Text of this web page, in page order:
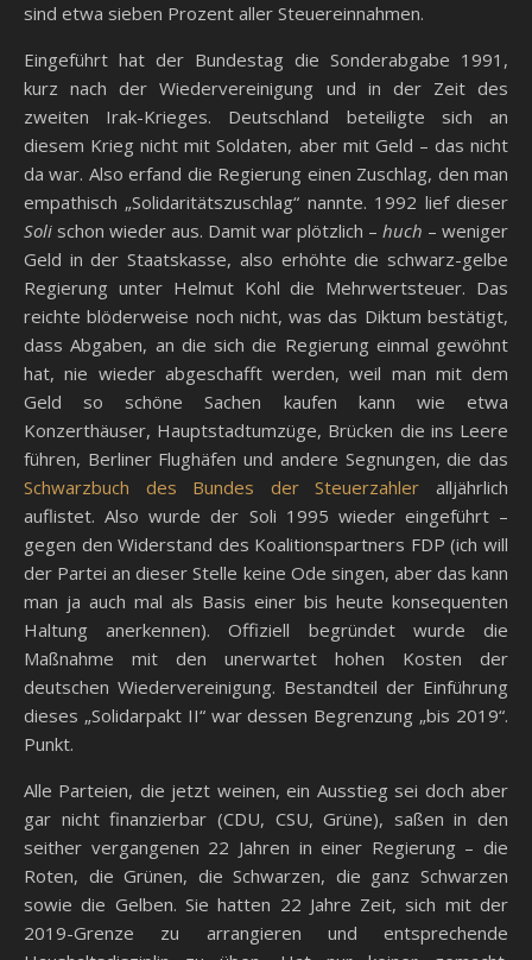
sind etwa sieben Prozent aller Steuereinnahmen.
Eingeführt hat der Bundestag die Sonderabgabe 1991,
kurz nach der Wiedervereinigung und in der Zeit des
zweiten Irak-Krieges. Deutschland beteiligte sich an
diesem Krieg nicht mit Soldaten, aber mit Geld – das nicht
da war. Also erfand die Regierung einen Zuschlag, den man
empathisch „Solidaritätszuschlag“ nannte. 1992 lief dieser
Soli schon wieder aus. Damit war plötzlich – huch – weniger
Geld in der Staatskasse, also erhöhte die schwarz-gelbe
Regierung unter Helmut Kohl die Mehrwertsteuer. Das
reichte blöderweise noch nicht, was das Diktum bestätigt,
dass Abgaben, an die sich die Regierung einmal gewöhnt
hat, nie wieder abgeschafft werden, weil man mit dem
Geld so schöne Sachen kaufen kann wie etwa
Konzerthäuser, Hauptstadtumzüge, Brücken die ins Leere
führen, Berliner Flughäfen und andere Segnungen, die das
Schwarzbuch des Bundes der Steuerzahler alljährlich
auflistet. Also wurde der Soli 1995 wieder eingeführt –
gegen den Widerstand des Koalitionspartners FDP (ich will
der Partei an dieser Stelle keine Ode singen, aber das kann
man ja auch mal als Basis einer bis heute konsequenten
Haltung anerkennen). Offiziell begründet wurde die
Maßnahme mit den unerwartet hohen Kosten der
deutschen Wiedervereinigung. Bestandteil der Einführung
dieses „Solidarpakt II“ war dessen Begrenzung „bis 2019“.
Punkt.
Alle Parteien, die jetzt weinen, ein Ausstieg sei doch aber
gar nicht finanzierbar (CDU, CSU, Grüne), saßen in den
seither vergangenen 22 Jahren in einer Regierung – die
Roten, die Grünen, die Schwarzen, die ganz Schwarzen
sowie die Gelben. Sie hatten 22 Jahre Zeit, sich mit der
2019-Grenze zu arrangieren und entsprechende